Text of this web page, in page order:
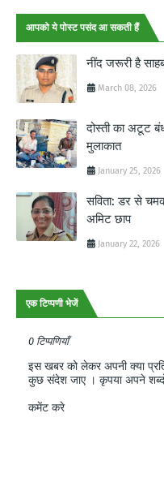
आपको ये पोस्ट पसंद आ सकती हैं
नींद जरूरी है
March 08, 2026
दोस्ती का अटूट
मुलाकात
January 25, 2026
सविता: डर से
अमिट छाप
January 22, 2026
एक टिप्पणी भेजें
0 टिप्पणियाँ
इस खबर को लेकर अपनी क्या
कुछ संदेश जाए । कृपया अपने शब्दों
कमेंट करे